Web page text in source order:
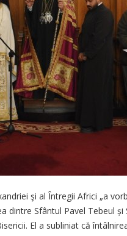
şi al Întregii Africi „a
dintre Sfântul Pavel Tebeul
El a subliniat că